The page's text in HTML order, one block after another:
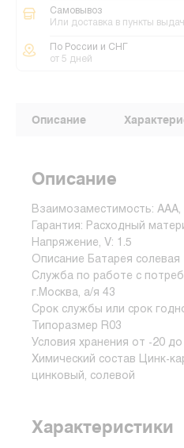
Самовывоз
Или доставка в пункты
По России и СНГ
от 5 дней
Описание
Описание
Взаимозаместимость: AAA,
Гарантия: Расходный
Напряжение, V: 1.5
Описание Батарея солевая
Служба по работе с
г.Москва, а/я 43
Срок службы или срок
Типоразмер R03
Условия хранения от -20
Химический состав Цинк-
цинковый, солевой
Характеристики